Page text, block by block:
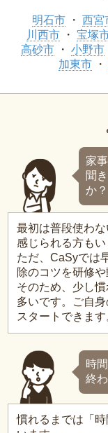
明石市
西宮
川西市
宝塚
高砂市
小野市
加東市
家
聞
か？
最初は普段使わ
感じられる方もい
ただ、CaSyでは
除のコツを研修
そのため、少し
多いです。ご自
スタートできます
時
終
慣れるまでは「